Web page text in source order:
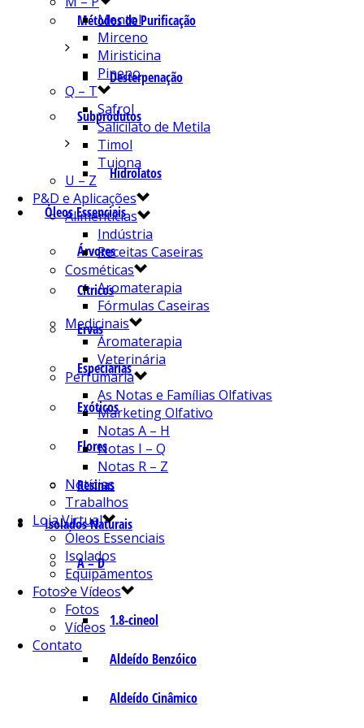
Métodos de Purificação
Desterpenação
Subprodutos
Hidrolatos
Óleos Essenciais
Árvores
Cítricos
Ervas
Especiarias
Exóticos
Flores
Resinas
Isolados Naturais
A – D
1.8-cineol
Aldeído Benzóico
Aldeído Cinâmico
Mentol
Mirceno
Miristicina
Pineno
Q – T
Safrol
Salicilato de Metila
Timol
Tujona
U – Z
P&D e Aplicações
Alimentícias
Indústria
Receitas Caseiras
Cosméticas
Aromaterapia
Fórmulas Caseiras
Medicinais
Aromaterapia
Veterinária
Perfumaria
As Notas e Famílias Olfativas
Marketing Olfativo
Notas A – H
Notas I – Q
Notas R – Z
Notícias
Trabalhos
Loja Virtual
Óleos Essenciais
Isolados
Equipamentos
Fotos e Vídeos
Fotos
Vídeos
Contato